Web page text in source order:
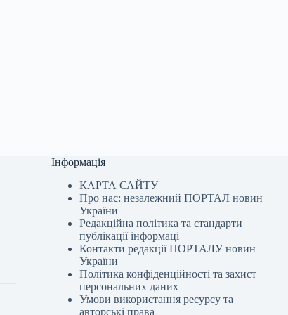
Інформація
КАРТА САЙТУ
Про нас: незалежний ПОРТАЛ новин
України
Редакційна політика та стандарти
публікації інформаці
Контакти редакції ПОРТАЛУ новин
України
Політика конфіденційності та захист
персональних даних
Умови використання ресурсу та
авторські права